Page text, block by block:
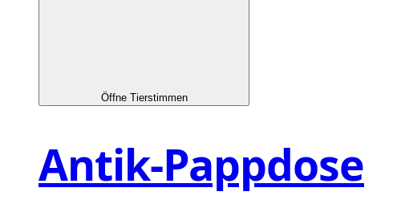
Öffne Tierstimmen
Antik-Pappdose